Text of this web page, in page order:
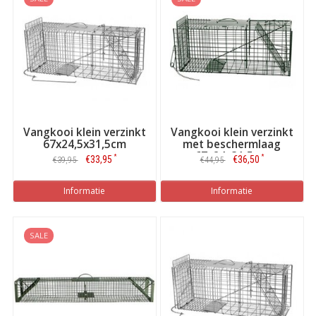
Vangkooi klein verzinkt
67x24,5x31,5cm
€39,95 €33,95 *
Informatie
Vangkooi klein verzinkt
met beschermlaag
67x24x31,5cm
€44,95 €36,50 *
Informatie
SALE